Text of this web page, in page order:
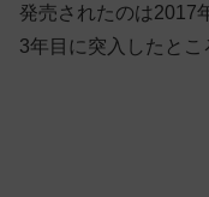
発売されたのは2017
3年目に突入したとこ